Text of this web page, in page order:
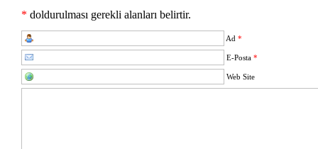
* doldurulması gerekli alanları belirtir.
Ad *
E-Posta *
Web Site